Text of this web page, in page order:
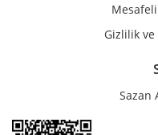
Mesafeli
Gizlilik ve
Sazan